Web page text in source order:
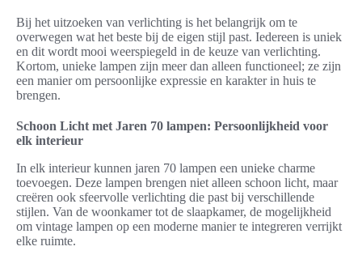
Bij het uitzoeken van verlichting is het belangrijk om te
overwegen wat het beste bij de eigen stijl past. Iedereen is uniek
en dit wordt mooi weerspiegeld in de keuze van verlichting.
Kortom, unieke lampen zijn meer dan alleen functioneel; ze zijn
een manier om persoonlijke expressie en karakter in huis te
brengen.
Schoon Licht met Jaren 70 lampen: Persoonlijkheid voor
elk interieur
In elk interieur kunnen jaren 70 lampen een unieke charme
toevoegen. Deze lampen brengen niet alleen schoon licht, maar
creëren ook sfeervolle verlichting die past bij verschillende
stijlen. Van de woonkamer tot de slaapkamer, de mogelijkheid
om vintage lampen op een moderne manier te integreren verrijkt
elke ruimte.